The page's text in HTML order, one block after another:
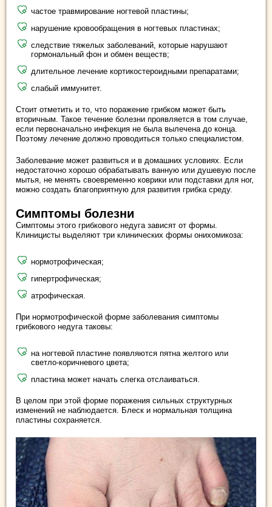
частое травмирование ногтевой пластины;
нарушение кровообращения в ногтевых пластинах;
следствие тяжелых заболеваний, которые нарушают
гормональный фон и обмен веществ;
длительное лечение кортикостероидными препаратами;
слабый иммунитет.
Стоит отметить и то, что поражение грибком может быть
вторичным. Такое течение болезни проявляется в том случае,
если первоначально инфекция не была вылечена до конца.
Поэтому лечение должно проводиться только специалистом.
Заболевание может развиться и в домашних условиях. Если
недостаточно хорошо обрабатывать ванную или душевую после
мытья, не менять своевременно коврики или подставки для ног,
можно создать благоприятную для развития грибка среду.
Симптомы болезни
Симптомы этого грибкового недуга зависят от формы.
Клиницисты выделяют три клинических формы онихомикоза:
нормотрофическая;
гипертрофическая;
атрофическая.
При нормотрофической форме заболевания симптомы
грибкового недуга таковы:
на ногтевой пластине появляются пятна желтого или
светло-коричневого цвета;
пластина может начать слегка отслаиваться.
В целом при этой форме поражения сильных структурных
изменений не наблюдается. Блеск и нормальная толщина
пластины сохраняется.